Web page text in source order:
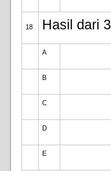
18 Hasil dari 3
A
B
C
D
E